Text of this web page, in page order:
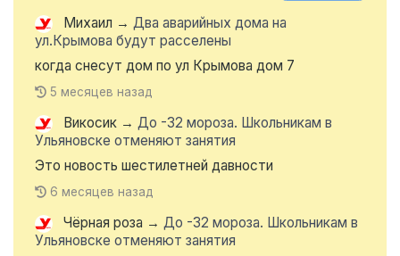
Михаил → Два аварийных дома на
ул.Крымова будут расселены
когда снесут дом по ул Крымова дом 7
5 месяцев назад
Викосик → До -32 мороза. Школьникам в
Ульяновске отменяют занятия
Это новость шестилетней давности
6 месяцев назад
Чёрная роза → До -32 мороза. Школьникам в
Ульяновске отменяют занятия